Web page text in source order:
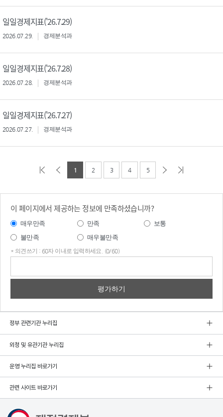
일일경제지표('26.7.29)
2026.07.29. 경제분석과
일일경제지표('26.7.28)
2026.07.28. 경제분석과
일일경제지표('26.7.27)
2026.07.27. 경제분석과
1 2 3 4 5
이 페이지에서 제공하는 정보에 만족하셨습니까?
매우만족 만족
보통
불만족
매우불만족
* 의견쓰기 : 60자 이내로 입력하세요. (0/60)
정부 관련기관 누리집
외청 및 유관기관 누리집
운영 누리집 바로가기
관련 사이트 바로가기